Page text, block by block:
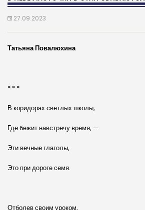
27.09.2023
Татьяна Повалюхина
* * *
В коридорах светлых школы,
Где бежит навстречу время, —
Эти вечные глаголы,
Это при дороге семя.
Отболев своим уроком,